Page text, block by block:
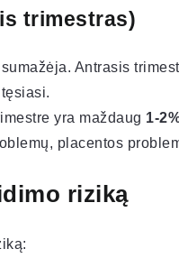
trimestras)
Antrasis
yra maždaug 1-
placentos
riziką